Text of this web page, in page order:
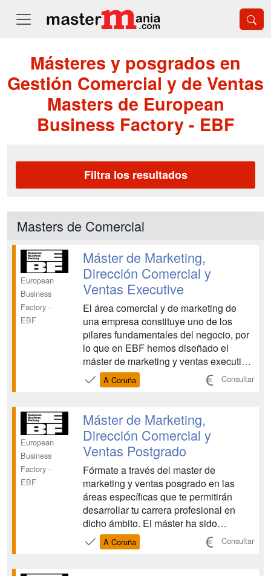
Másteres y posgrados en
Gestión Comercial y de Ventas
Masters de European
Business Factory - EBF
Filtra los resultados
Masters de Comercial
European
Business
Factory -
EBF
Máster de Marketing,
Dirección Comercial y
Ventas Executive
El área comercial y de marketing de
una empresa constituye uno de los
pilares fundamentales del negocio, por
lo que en EBF hemos diseñado el
máster de marketing y ventas executive
con el objetivo de incorporar las
estrategias y herramientas más
en el centro de tu organización, como
impactarlo de manera efec...
A Coruña Consultar
European
Business
Factory -
EBF
Máster de Marketing,
Dirección Comercial y
Ventas Postgrado
Fórmate a través del master de
marketing y ventas posgrado en las
áreas específicas que te permitirán
desarrollar tu carrera profesional en
dicho ámbito. El máster ha sido
desarrollado por profesionales de larga
trayectoria expertos en marketing y
A Coruña Consultar